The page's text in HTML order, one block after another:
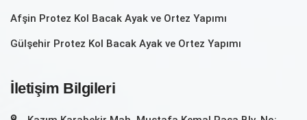
Afşin Protez Kol Bacak Ayak ve Ortez Yapımı
Gülşehir Protez Kol Bacak Ayak ve Ortez Yapımı
İletişim Bilgileri